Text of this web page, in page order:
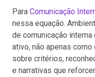
Para Comunicação
nessa equação.
de comunicação
ativo, não apenas
sobre critérios,
e narrativas que